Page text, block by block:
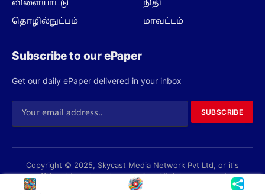
விளையாட்டு
தொழில்நுட்பம்
நிதி
மாவட்டம்
Subscribe to our ePaper
Get our daily ePaper delivered in your inbox
SUBSCRIBE
Copyright © 2025, Skycast Media Network Pvt Ltd, or it's
affiliated brands and companies. All rights reserved.